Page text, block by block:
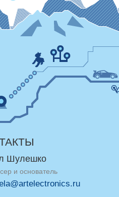
Шулешко
и основатель